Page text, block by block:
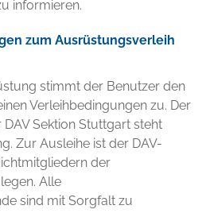
informieren.
zum Ausrüstungsverleih
stimmt der Benutzer den
Verleihbedingungen zu. Der
Sektion Stuttgart steht
Zur Ausleihe ist der DAV-
der
Alle
sind mit Sorgfalt zu